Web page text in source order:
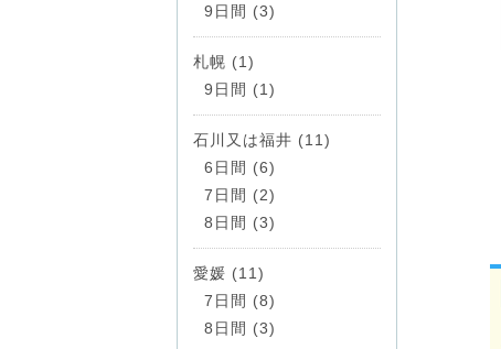
9日間 (3)
札幌 (1)
9日間 (1)
石川又は福井 (11)
6日間 (6)
7日間 (2)
8日間 (3)
愛媛 (11)
7日間 (8)
8日間 (3)